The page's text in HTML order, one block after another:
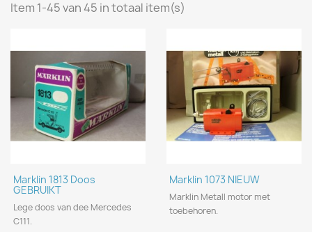
Item 1-45 van 45 in totaal item(s)
Marklin 1813 Doos
GEBRUIKT
Lege doos van dee Mercedes
C111.
Marklin 1073 NIEUW
Marklin Metall motor met
toebehoren.